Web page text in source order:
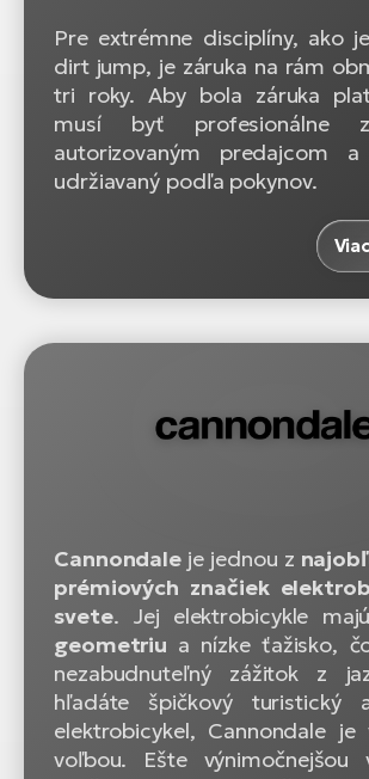
Pre extrémne disciplíny, ako
dirt jump, je záruka na rám
tri roky. Aby bola záruka
musí byť profesionálne
autorizovaným predajcom a
udržiavaný podľa pokynov.
Cannondale je jednou z
prémiových značiek
svete. Jej elektrobicykle
geometriu a nízke ťažisko,
nezabudnuteľný zážitok z
hľadáte špičkový turistický
elektrobicykel, Cannondale je
voľbou. Ešte výnimočnejšou